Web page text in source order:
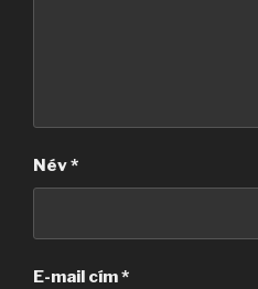
Név*
E-mail cím*